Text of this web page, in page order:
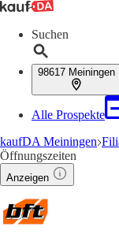
Suchen
98617 Meiningen
Alle Prospekte
kaufDA Meiningen
Öffnungszeiten
Anzeigen